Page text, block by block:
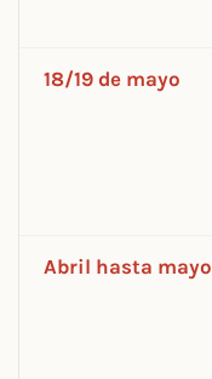
18/19 de mayo
Abril hasta mayo